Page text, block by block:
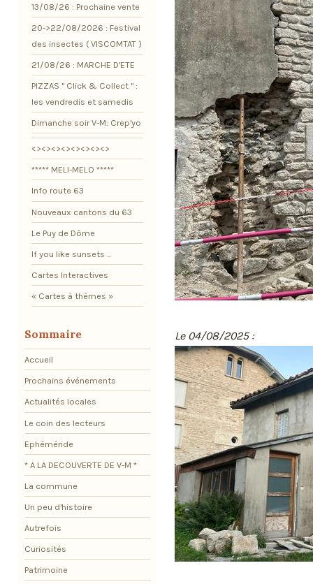
Le 04/08/2025 :
13/08/26 : Prochaine vente
20->22/08/2026 : Festival
des insectes ( VISCOMTAT )
21/08/26 : MARCHE D'ETE
PIZZAS " Click & Collect " :
les vendredis et samedis
Dimanche soir V-M: Crep'yo
<><><><><><><><>
***** MELI-MELO *****
Info route 63
Nouveaux cantons du 63
Le Puy de Dôme
If you like sunsets ...
Cartes Interactives
« Cartes à thèmes »
Sommaire
Accueil
Prochains événements
Actualités locales
Le coin des lecteurs
Ephéméride
* A LA DECOUVERTE DE V-M *
La commune
Un peu d'histoire
Autrefois
Curiosités
Patrimoine